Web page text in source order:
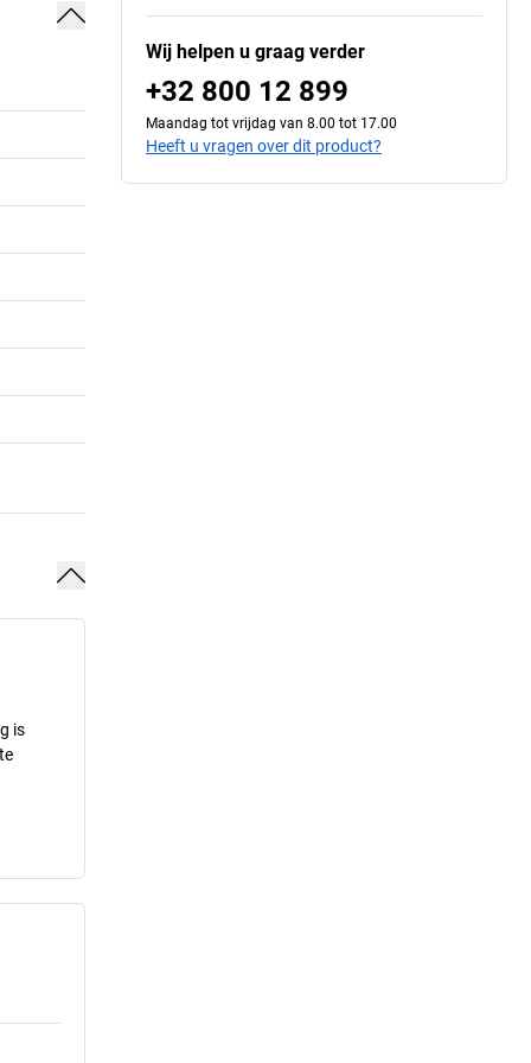
is
Wij helpen u graag verder
+32 800 12 899
Maandag tot vrijdag van 8.00 tot 17.00
Heeft u vragen over dit product?